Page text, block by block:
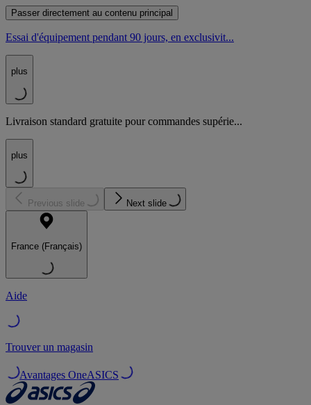
Passer directement au contenu principal
Essai d'équipement pendant 90 jours, en exclusivit...
plus
Livraison standard gratuite pour commandes supérie...
plus
Previous slide Next slide
France (Français)
Aide
Trouver un magasin
Avantages OneASICS